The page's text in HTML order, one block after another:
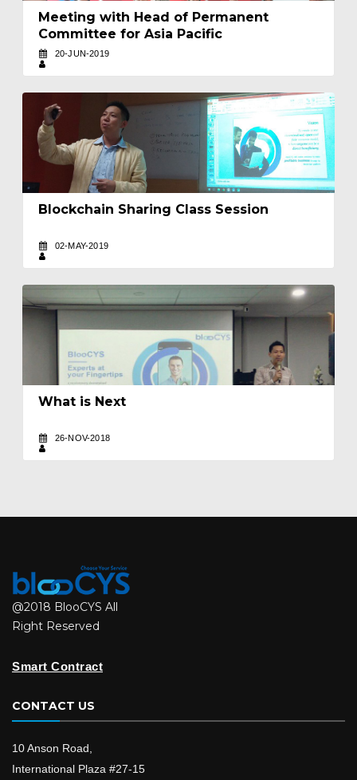
Meeting with Head of Permanent
Committee for Asia Pacific
20-JUN-2019
Blockchain Sharing Class Session
02-MAY-2019
What is Next
26-NOV-2018
@2018 BlooCYS All
Right Reserved
Smart Contract
CONTACT US
10 Anson Road,
International Plaza #27-15